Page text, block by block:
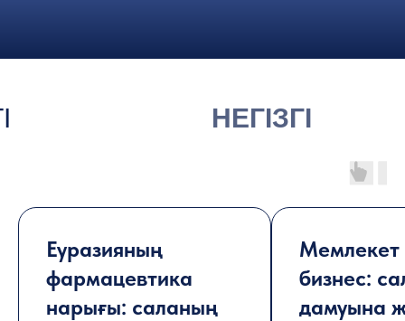
НЕГІЗГІ
Еуразияның
фармацевтика
нарығы: саланың
Мемлекет
бизнес:
дамуына